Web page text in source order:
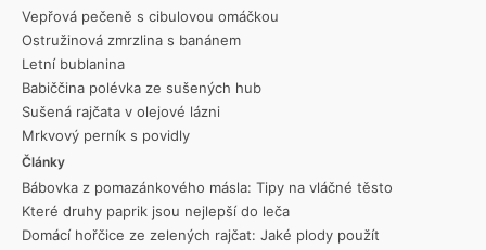
Vepřová pečeně s cibulovou omáčkou
Ostružinová zmrzlina s banánem
Letní bublanina
Babiččina polévka ze sušených hub
Sušená rajčata v olejové lázni
Mrkvový perník s povidly
Články
Bábovka z pomazánkového másla: Tipy na vláčné těsto
Které druhy paprik jsou nejlepší do leča
Domácí hořčice ze zelených rajčat: Jaké plody použít